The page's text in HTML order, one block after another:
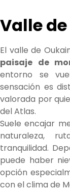
Valle
El valle de
paisaje de
entorno se
sensación es
valorada por
del Atlas.
Suele encajar
naturaleza,
tranquilidad.
puede haber
opción
con el clima de